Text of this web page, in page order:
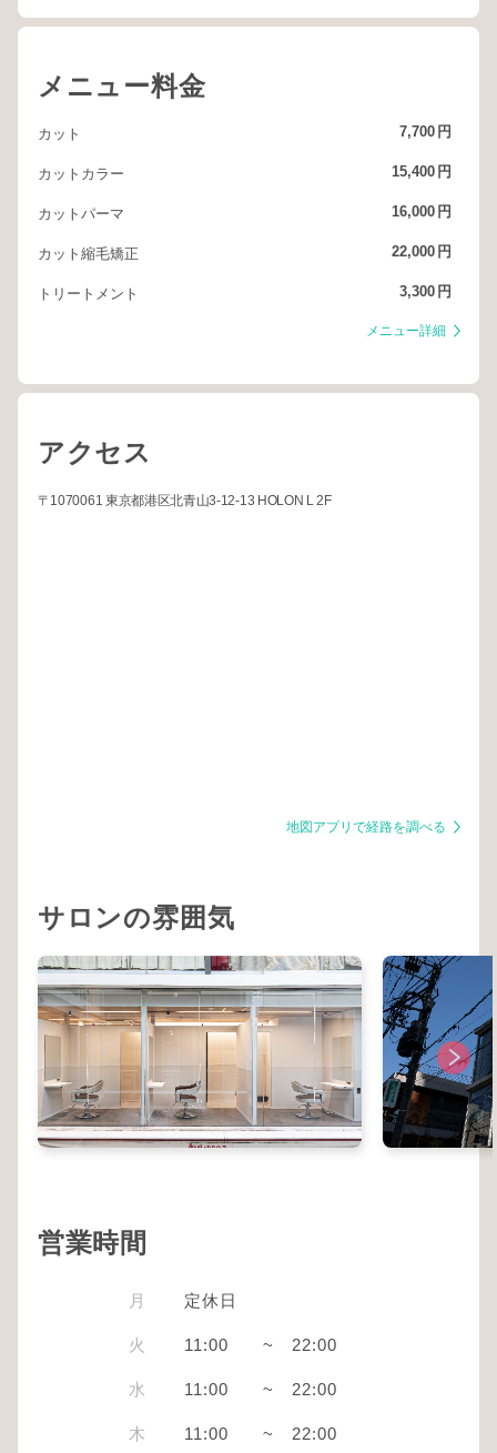
メニュー料金
カット 7,700 円
カットカラー 15,400 円
カットパーマ 16,000 円
カット縮毛矯正 22,000 円
トリートメント 3,300 円
メニュー詳細
アクセス
〒1070061 東京都港区北青山3-12-13 HOLON L 2F
地図アプリで経路を調べる
サロンの雰囲気
営業時間
月 定休日
火 11:00 ~ 22:00
水 11:00 ~ 22:00
木 11:00 ~ 22:00